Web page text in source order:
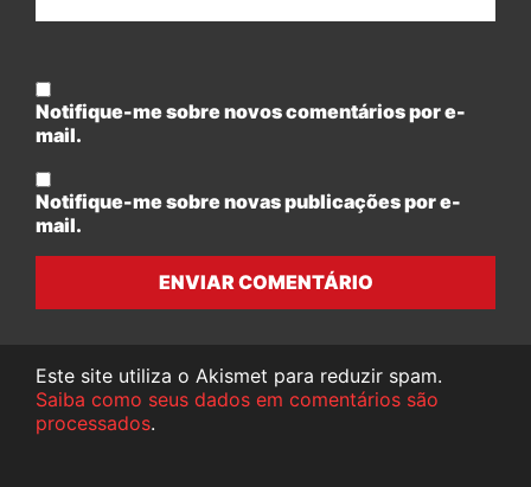
Notifique-me sobre novos comentários por e-
mail.
Notifique-me sobre novas publicações por e-
mail.
ENVIAR COMENTÁRIO
Este site utiliza o Akismet para reduzir spam.
Saiba como seus dados em comentários são
processados.